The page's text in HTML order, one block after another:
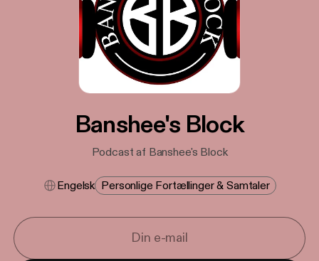
Banshee's Block
Podcast af Banshee's Block
Engelsk Personlige Fortællinger & Samtaler